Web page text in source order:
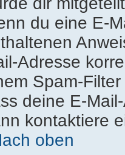
du eine E-
Adresse
Spam-
deine E-
kontaktiere
oben